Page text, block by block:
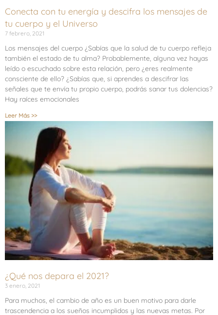
Conecta con tu energía y descifra los mensajes de
tu cuerpo y el Universo
7 febrero, 2021
Los mensajes del cuerpo ¿Sabías que la salud de tu cuerpo refleja
también el estado de tu alma? Probablemente, alguna vez hayas
leído o escuchado sobre esta relación, pero ¿eres realmente
consciente de ello? ¿Sabías que, si aprendes a descifrar las
señales que te envía tu propio cuerpo, podrás sanar tus dolencias?
Hay raíces emocionales
Leer Más >>
¿Qué nos depara el 2021?
3 enero, 2021
Para muchos, el cambio de año es un buen motivo para darle
trascendencia a los sueños incumplidos y las nuevas metas. Por